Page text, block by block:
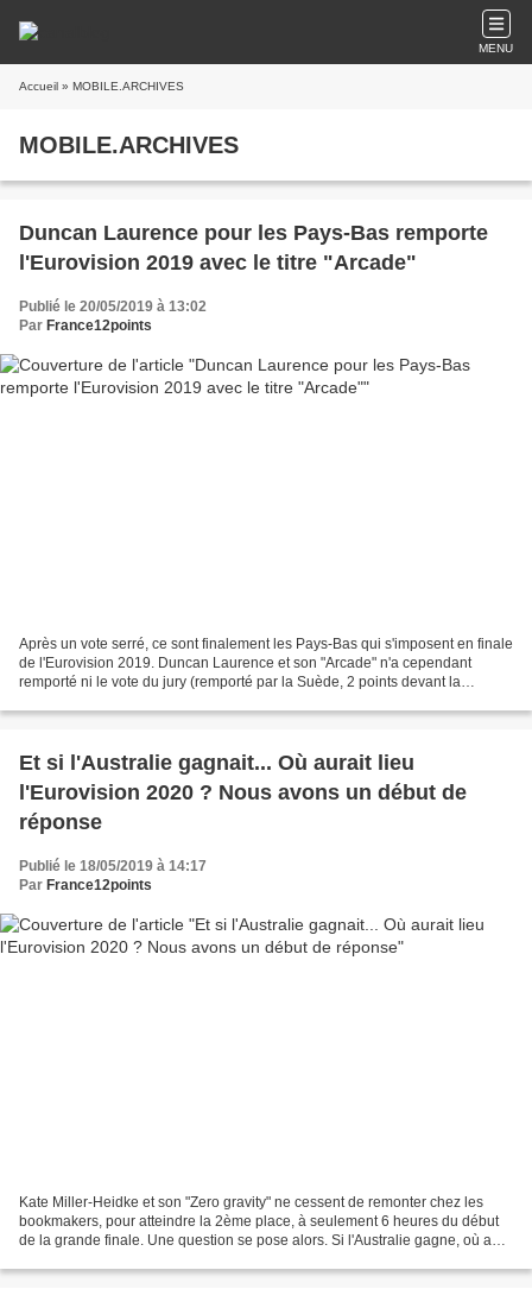
MENU
Accueil » MOBILE.ARCHIVES
MOBILE.ARCHIVES
Duncan Laurence pour les Pays-Bas remporte
l'Eurovision 2019 avec le titre "Arcade"
Publié le 20/05/2019 à 13:02
Par France12points
Après un vote serré, ce sont finalement les Pays-Bas qui s'imposent en finale
de l'Eurovision 2019. Duncan Laurence et son "Arcade" n'a cependant
remporté ni le vote du jury (remporté par la Suède, 2 points devant la
Et si l'Australie gagnait... Où aurait lieu
l'Eurovision 2020 ? Nous avons un début de
réponse
Publié le 18/05/2019 à 14:17
Par France12points
Kate Miller-Heidke et son "Zero gravity" ne cessent de remonter chez les
bookmakers, pour atteindre la 2ème place, à seulement 6 heures du début
de la grande finale. Une question se pose alors. Si l'Australie gagne, où aura